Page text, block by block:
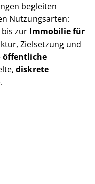
begleiten
Nutzungsarten:
bis zur Immobilie für
Zielsetzung und
öffentliche
diskrete